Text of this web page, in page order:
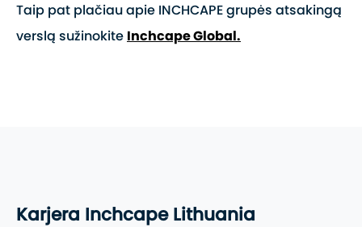
Taip pat plačiau apie INCHCAPE grupės atsakingą
verslą sužinokite Inchcape Global.
Karjera Inchcape Lithuania